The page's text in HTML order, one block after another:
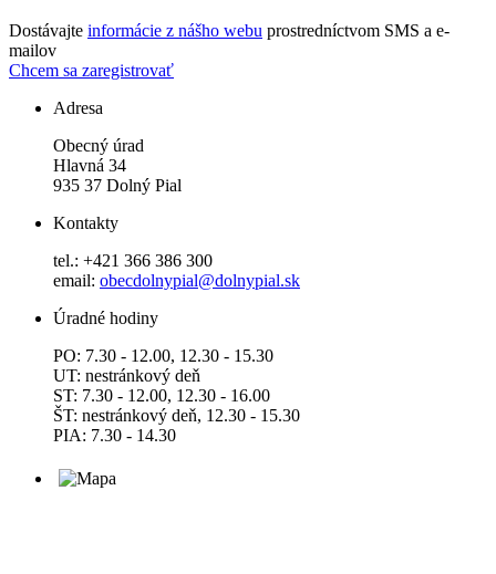
Dostávajte informácie z nášho webu prostredníctvom SMS a e-
mailov
Chcem sa zaregistrovať
Adresa
Obecný úrad
Hlavná 34
935 37 Dolný Pial
Kontakty
tel.: +421 366 386 300
email: obecdolnypial@dolnypial.sk
Úradné hodiny
PO: 7.30 - 12.00, 12.30 - 15.30
UT: nestránkový deň
ST: 7.30 - 12.00, 12.30 - 16.00
ŠT: nestránkový deň, 12.30 - 15.30
PIA: 7.30 - 14.30